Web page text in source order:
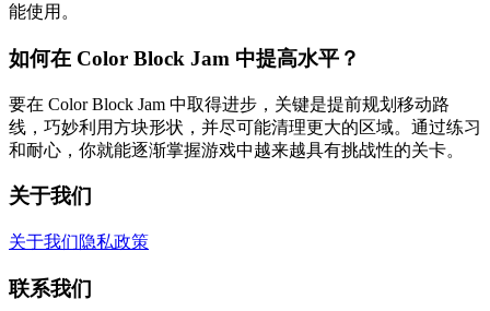
能使用。
如何在 Color Block Jam 中提高水平？
要在 Color Block Jam 中取得进步，关键是提前规划移动路
线，巧妙利用方块形状，并尽可能清理更大的区域。通过练习
和耐心，你就能逐渐掌握游戏中越来越具有挑战性的关卡。
关于我们
关于我们隐私政策
联系我们